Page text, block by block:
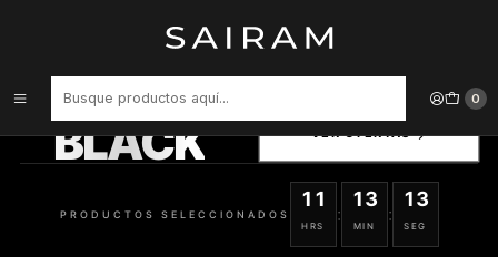
0
Perfume Auraa Desire Spiritz Hombre Extrait De Parfum 100 ml
BLACK
SELECCIONADOS
PRODUCTOS SELECCIONADOS
11
HRS
:
13
MIN
:
12
SEG